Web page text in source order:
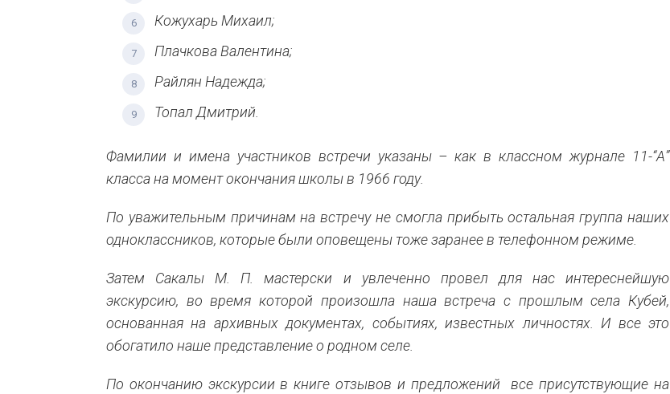
Кожухарь Михаил;
Плачкова Валентина;
Райлян Надежда;
Топал Дмитрий.
Фамилии и имена участников встречи указаны – как в классном журнале 11-“А”
класса на момент окончания школы в 1966 году.
По уважительным причинам на встречу не смогла прибыть остальная группа наших
одноклассников, которые были оповещены тоже заранее в телефонном режиме.
Затем Сакалы М. П. мастерски и увлеченно провел для нас интереснейшую
экскурсию, во время которой произошла наша встреча с прошлым села Кубей,
основанная на архивных документах, событиях, известных личностях. И все это
обогатило наше представление о родном селе.
По окончанию экскурсии в книге отзывов и предложений все присутствующие на